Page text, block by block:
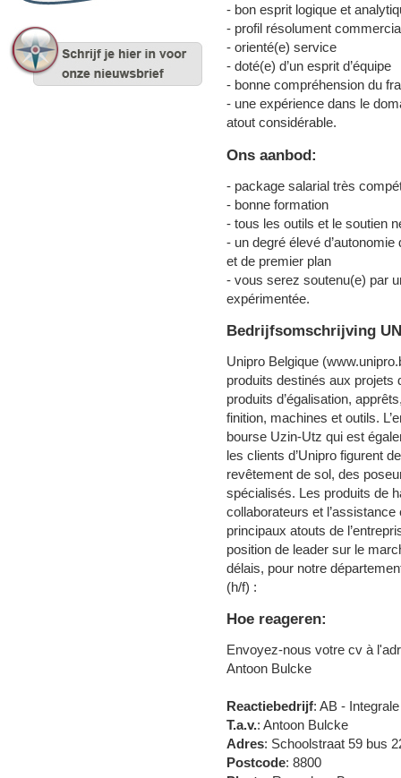
- bon esprit logique et
- profil résolument
- orienté(e) service
- doté(e) d’un esprit d’équipe
- bonne compréhension du
- une expérience dans le
atout considérable.
Ons aanbod:
- package salarial très
- bonne formation
- tous les outils et le soutien
- un degré élevé
et de premier plan
- vous serez soutenu(e) par
expérimentée.
Bedrijfsomschrijving
Unipro Belgique
produits destinés aux projets
produits d’égalisation,
finition, machines et outils.
bourse Uzin-Utz qui est
les clients d’Unipro figurent
revêtement de sol, des
spécialisés. Les produits de
collaborateurs et
principaux atouts de
position de leader sur le
délais, pour notre
(h/f) :
Hoe reageren:
Envoyez-nous votre cv à
Antoon Bulcke
Reactiebedrijf: AB -
T.a.v.: Antoon Bulcke
Adres: Schoolstraat 59 bus
Postcode: 8800